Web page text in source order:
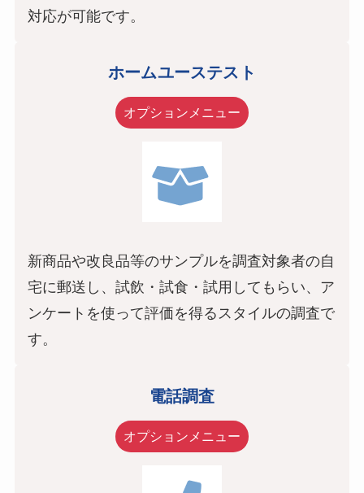
対応が可能です。
ホームユーステスト
オプションメニュー
新商品や改良品等のサンプルを調査対象者の自
宅に郵送し、試飲・試食・試用してもらい、ア
ンケートを使って評価を得るスタイルの調査で
す。
電話調査
オプションメニュー